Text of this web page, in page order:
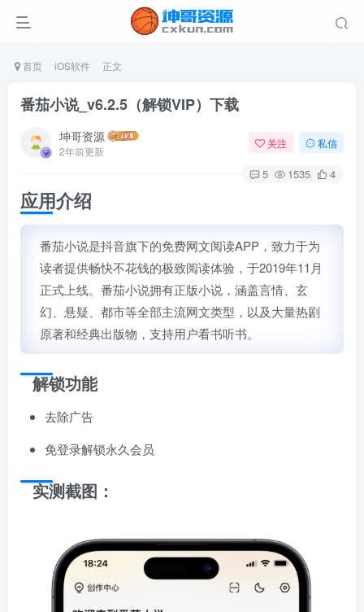
首页 iOS软件 正文
番茄小说_v6.2.5（解锁VIP）下载
坤哥资源
2年前更新
关注 私信
5 1535 4
应用介绍
番茄小说是抖音旗下的免费网文阅读APP，致力于为
读者提供畅快不花钱的极致阅读体验，于2019年11月
正式上线。番茄小说拥有正版小说，涵盖言情、玄
幻、悬疑、都市等全部主流网文类型，以及大量热剧
原著和经典出版物，支持用户看书听书。
解锁功能
去除广告
免登录解锁永久会员
实测截图：